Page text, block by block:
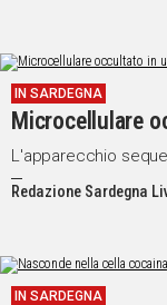
IN SARDEGNA
Microcellulare
L'apparecchio
Redazione Sardegna
IN SARDEGNA